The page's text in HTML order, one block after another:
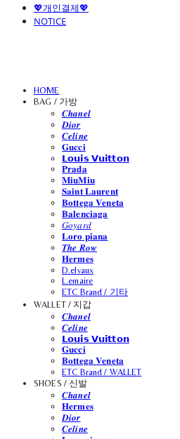
💖개인결제💖
NOTICE
HOME
BAG / 가방
𝑪𝒉𝒂𝒏𝒆𝒍
𝑫𝒊𝒐𝒓
𝑪𝒆𝒍𝒊𝒏𝒆
𝐆𝐮𝐜𝐜𝐢
𝗟𝗼𝘂𝗶𝘀 𝗩𝘂𝗶𝘁𝘁𝗼𝗻
𝐏𝐫𝐚𝐝𝐚
𝐌𝐢𝐮𝐌𝐢𝐮
𝐒𝐚𝐢𝐧𝐭 𝐋𝐚𝐮𝐫𝐞𝐧𝐭
𝐁𝐨𝐭𝐭𝐞𝐠𝐚 𝐕𝐞𝐧𝐞𝐭𝐚
𝐁𝐚𝐥𝐞𝐧𝐜𝐢𝐚𝐠𝐚
𝐺𝑜𝑦𝑎𝑟𝑑
𝐋𝐨𝐫𝐨 𝐩𝐢𝐚𝐧𝐚
𝑻𝒉𝒆 𝑹𝒐𝒘
𝐇𝐞𝐫𝐦𝐞𝐬
D.elvaux
L.emaire
ETC Brand / 기타
WALLET / 지갑
𝑪𝒉𝒂𝒏𝒆𝒍
𝑪𝒆𝒍𝒊𝒏𝒆
𝗟𝗼𝘂𝗶𝘀 𝗩𝘂𝗶𝘁𝘁𝗼𝗻
𝐆𝐮𝐜𝐜𝐢
𝐁𝐨𝐭𝐭𝐞𝐠𝐚 𝐕𝐞𝐧𝐞𝐭𝐚
ETC Brand / WALLET
SHOES / 신발
𝑪𝒉𝒂𝒏𝒆𝒍
𝐇𝐞𝐫𝐦𝐞𝐬
𝑫𝒊𝒐𝒓
𝑪𝒆𝒍𝒊𝒏𝒆